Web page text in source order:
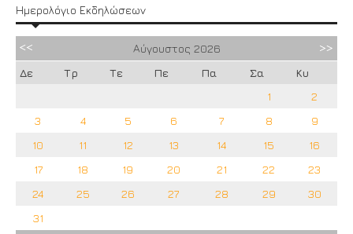
Ημερολόγιο Εκδηλώσεων
Αύγουστος 2026
Δε
Τρ Τε Πε Πα Σα
Κυ
1
2
3
4 5 6 7 8
9
10
11 12 13 14 15
16
17
18 19 20 21 22
23
24
25 26 27 28 29
30
31